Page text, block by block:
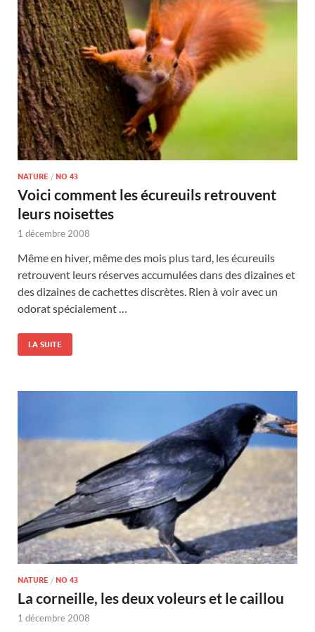
NATURE / NO 43
Voici comment les écureuils retrouvent
leurs noisettes
1 décembre 2008
Même en hiver, même des mois plus tard, les écureuils
retrouvent leurs réserves accumulées dans des dizaines et
des dizaines de cachettes discrètes. Rien à voir avec un
odorat spécialement …
LA SUITE
NATURE / NO 43
La corneille, les deux voleurs et le caillou
1 décembre 2008